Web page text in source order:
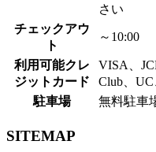
さい
チェックアウ
ト
～10:00
利用可能クレ
ジットカード
VISA、
Club、UC
駐車場
無料駐車
SITEMAP